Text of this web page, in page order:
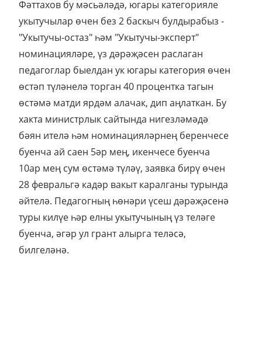
Фәттахов бу мәсьәләдә, югары категорияле
укытучылар өчен без 2 баскыч булдырабыз -
"Укытучы-остаз" һәм "Укытучы-эксперт"
номинацияләре, үз дәрәҗәсен раслаган
педагоглар быелдан ук югары категория өчен
өстәп түләнелә торган 40 процентка тагын
өстәмә матди ярдәм алачак, дип аңлаткан. Бу
хакта министрлык сайтында нигезләмәдә
бәян ителә һәм номинацияләрнең беренчесе
буенча ай саен 5әр мең, икенчесе буенча
10ар мең сум өстәмә түләү, заявка бирү өчен
28 февральгә кадәр вакыт каралганы турында
әйтелә. Педагогның һөнәри үсеш дәрәҗәсенә
туры килүе һәр елны укытучының үз теләге
буенча, әгәр ул грант алырга теләсә,
билгеләнә.